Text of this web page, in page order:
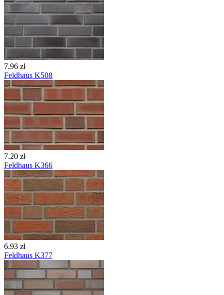
7.96 zł
Feldhaus K508
7.20 zł
Feldhaus K366
6.93 zł
Feldhaus K377